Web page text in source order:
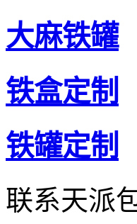
大麻铁罐
铁盒定制
铁罐定制
联系天派